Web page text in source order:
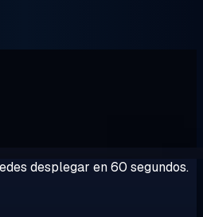
desplegar en 60 segundos.